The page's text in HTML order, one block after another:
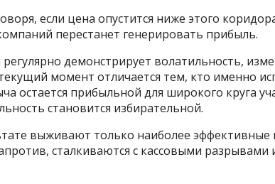
если цена опустится ниже этого
перестанет генерировать прибыль.
демонстрирует волатильность,
момент отличается тем, кто именно
остается прибыльной для широкого круга
становится избирательной.
выживают только наиболее эффективные
сталкиваются с кассовыми